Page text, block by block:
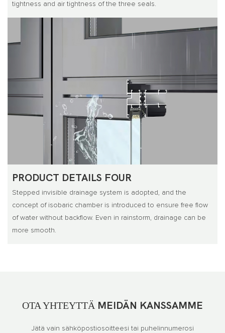
tightness and air tightness of the three seals.
PRODUCT DETAILS FOUR
Stepped invisible drainage system is adopted, and the
concept of isobaric chamber is introduced to ensure free flow
of water without backflow. Even in rainstorm, drainage can be
more smooth.
OTA YHTEYTTÄ MEIDÄN KANSSAMME
Jätä vain sähköpostiosoitteesi tai puhelinnumerosi